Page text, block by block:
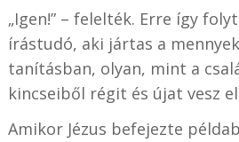
„Igen!” – felelték. Erre így
írástudó, aki jártas a
tanításban, olyan, mint a
kincseiből régit és újat vesz
Amikor Jézus befejezte